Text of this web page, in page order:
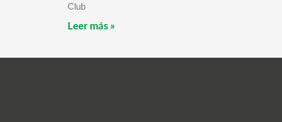
Club
Leer más »